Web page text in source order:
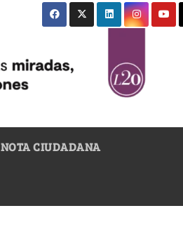
NOTA CIUDADANA